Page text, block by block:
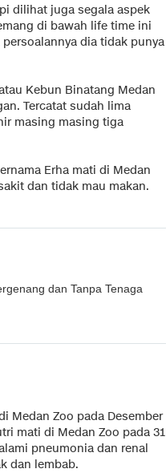
dilihat juga segala aspek
di bawah life time ini
persoalannya dia tidak punya
Kebun Binatang Medan
Tercatat sudah lima
masing masing tiga
Erha mati di Medan
dan tidak mau makan.
dan Tanpa Tenaga
Medan Zoo pada Desember
mati di Medan Zoo pada 31
pneumonia dan renal
dan lembab.